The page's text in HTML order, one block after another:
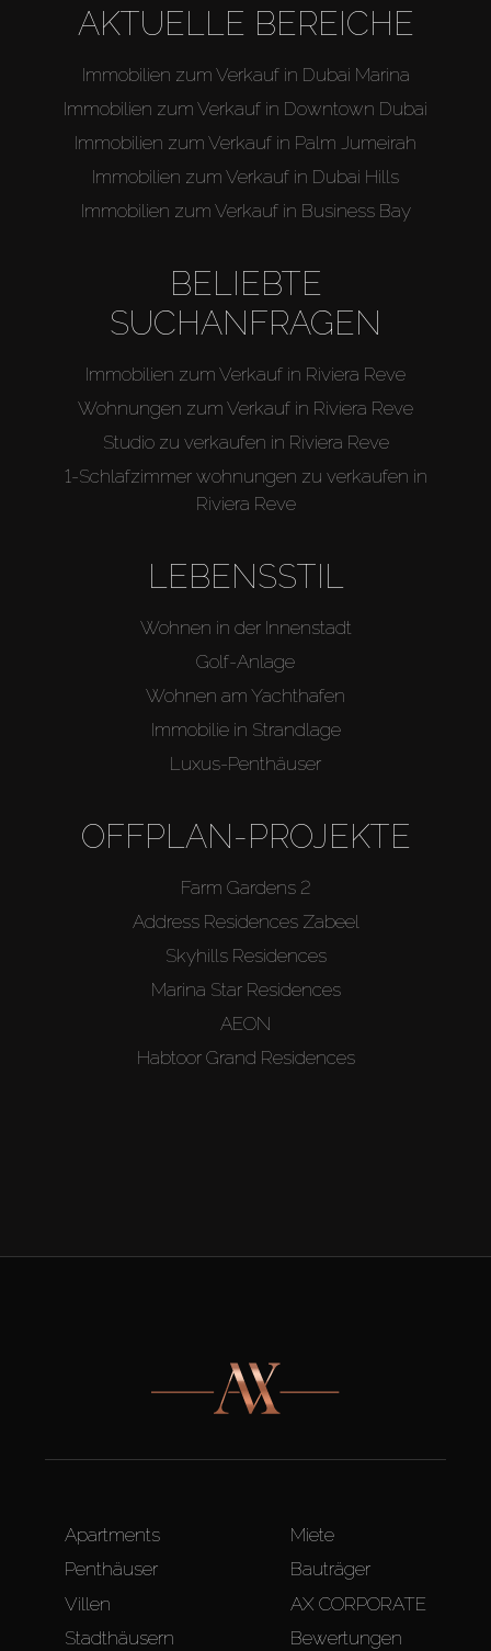
AKTUELLE BEREICHE
Immobilien zum Verkauf in Dubai Marina
Immobilien zum Verkauf in Downtown Dubai
Immobilien zum Verkauf in Palm Jumeirah
Immobilien zum Verkauf in Dubai Hills
Immobilien zum Verkauf in Business Bay
BELIEBTE
SUCHANFRAGEN
Immobilien zum Verkauf in Riviera Reve
Wohnungen zum Verkauf in Riviera Reve
Studio zu verkaufen in Riviera Reve
1-Schlafzimmer wohnungen zu verkaufen in
Riviera Reve
LEBENSSTIL
Wohnen in der Innenstadt
Golf-Anlage
Wohnen am Yachthafen
Immobilie in Strandlage
Luxus-Penthäuser
OFFPLAN-PROJEKTE
Farm Gardens 2
Address Residences Zabeel
Skyhills Residences
Marina Star Residences
AEON
Habtoor Grand Residences
Apartments
Penthäuser
Villen
Stadthäusern
Miete
Bauträger
AX CORPORATE
Bewertungen